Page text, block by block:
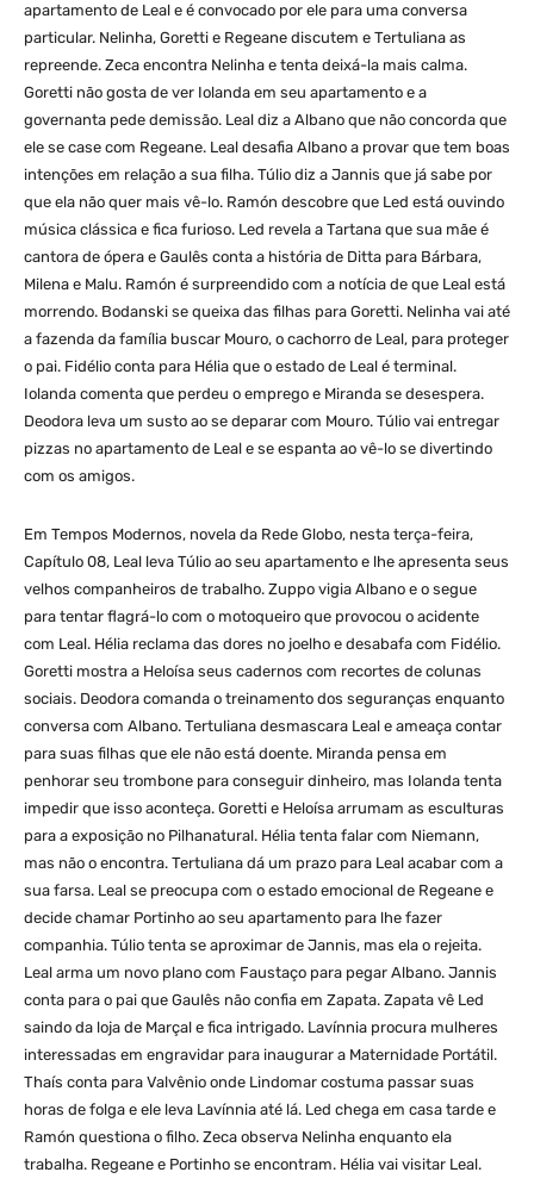
apartamento de Leal e é convocado por ele para uma conversa
particular. Nelinha, Goretti e Regeane discutem e Tertuliana as
repreende. Zeca encontra Nelinha e tenta deixá-la mais calma.
Goretti não gosta de ver Iolanda em seu apartamento e a
governanta pede demissão. Leal diz a Albano que não concorda que
ele se case com Regeane. Leal desafia Albano a provar que tem boas
intenções em relação a sua filha. Túlio diz a Jannis que já sabe por
que ela não quer mais vê-lo. Ramón descobre que Led está ouvindo
música clássica e fica furioso. Led revela a Tartana que sua mãe é
cantora de ópera e Gaulês conta a história de Ditta para Bárbara,
Milena e Malu. Ramón é surpreendido com a notícia de que Leal está
morrendo. Bodanski se queixa das filhas para Goretti. Nelinha vai até
a fazenda da família buscar Mouro, o cachorro de Leal, para proteger
o pai. Fidélio conta para Hélia que o estado de Leal é terminal.
Iolanda comenta que perdeu o emprego e Miranda se desespera.
Deodora leva um susto ao se deparar com Mouro. Túlio vai entregar
pizzas no apartamento de Leal e se espanta ao vê-lo se divertindo
com os amigos.
Em Tempos Modernos, novela da Rede Globo, nesta terça-feira,
Capítulo 08, Leal leva Túlio ao seu apartamento e lhe apresenta seus
velhos companheiros de trabalho. Zuppo vigia Albano e o segue
para tentar flagrá-lo com o motoqueiro que provocou o acidente
com Leal. Hélia reclama das dores no joelho e desabafa com Fidélio.
Goretti mostra a Heloísa seus cadernos com recortes de colunas
sociais. Deodora comanda o treinamento dos seguranças enquanto
conversa com Albano. Tertuliana desmascara Leal e ameaça contar
para suas filhas que ele não está doente. Miranda pensa em
penhorar seu trombone para conseguir dinheiro, mas Iolanda tenta
impedir que isso aconteça. Goretti e Heloísa arrumam as esculturas
para a exposição no Pilhanatural. Hélia tenta falar com Niemann,
mas não o encontra. Tertuliana dá um prazo para Leal acabar com a
sua farsa. Leal se preocupa com o estado emocional de Regeane e
decide chamar Portinho ao seu apartamento para lhe fazer
companhia. Túlio tenta se aproximar de Jannis, mas ela o rejeita.
Leal arma um novo plano com Faustaço para pegar Albano. Jannis
conta para o pai que Gaulês não confia em Zapata. Zapata vê Led
saindo da loja de Marçal e fica intrigado. Lavínnia procura mulheres
interessadas em engravidar para inaugurar a Maternidade Portátil.
Thaís conta para Valvênio onde Lindomar costuma passar suas
horas de folga e ele leva Lavínnia até lá. Led chega em casa tarde e
Ramón questiona o filho. Zeca observa Nelinha enquanto ela
trabalha. Regeane e Portinho se encontram. Hélia vai visitar Leal.